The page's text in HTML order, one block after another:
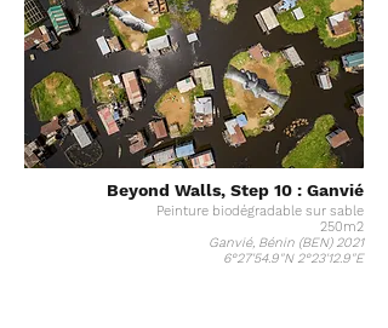
Beyond Walls, Step 10 : Ganvié
Peinture biodégradable sur sable
250m2
Ganvié, Bénin (BEN) 2021
6°27'54.9"N 2°23'12.9"E